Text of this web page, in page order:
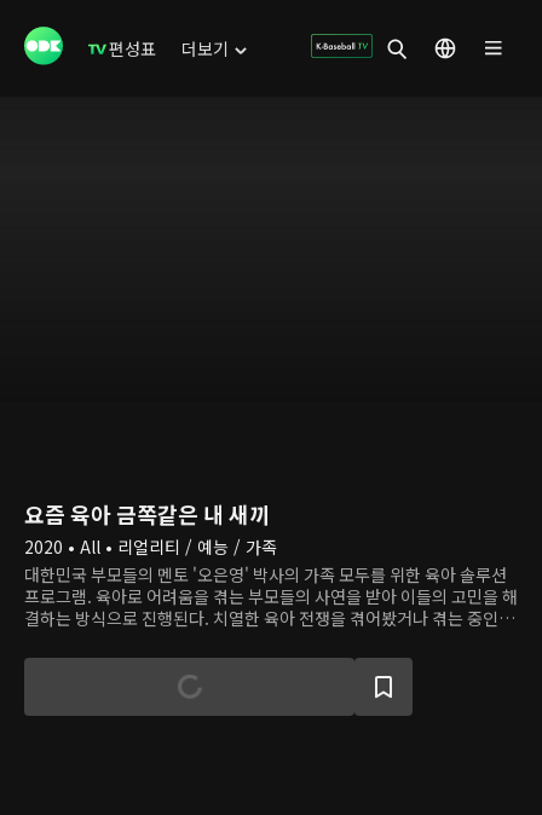
편성표 더보기
요즘 육아 금쪽같은 내 새끼
2020 • All • 리얼리티 / 예능 / 가족
대한민국 부모들의 멘토 '오은영' 박사의 가족 모두를 위한 육아 솔루션
프로그램. 육아로 어려움을 겪는 부모들의 사연을 받아 이들의 고민을 해
결하는 방식으로 진행된다. 치열한 육아 전쟁을 겪어봤거나 겪는 중인 셀
고, 이들에게 맞춤형 해결책을 알려주고 훈련한다.